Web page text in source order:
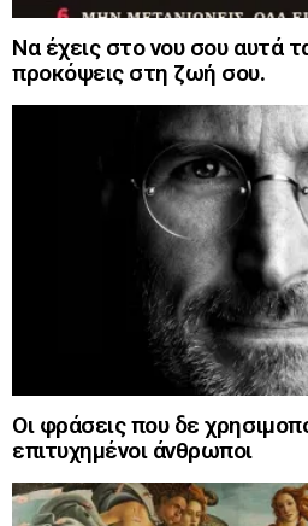
Να έχεις στο νου σου αυτά
προκόψεις στη ζωή σου.
Οι φράσεις που δε
επιτυχημένοι άνθρωποι